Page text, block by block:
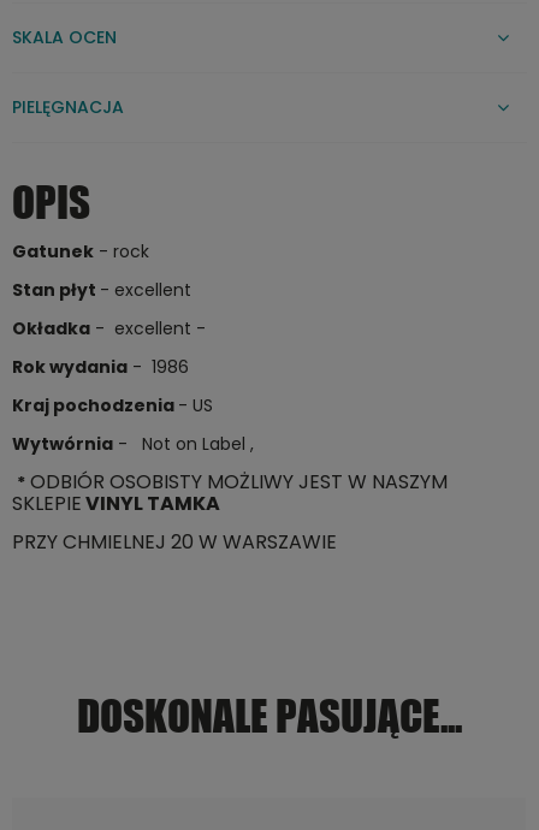
SKALA OCEN
PIELĘGNACJA
OPIS
Gatunek - rock
Stan płyt - excellent
Okładka - excellent -
Rok wydania - 1986
Kraj pochodzenia - US
Wytwórnia - Not on Label ,
* ODBIÓR OSOBISTY MOŻLIWY JEST W NASZYM
SKLEPIEVINYL TAMKA
PRZY CHMIELNEJ 20 W WARSZAWIE
DOSKONALE PASUJĄCE...